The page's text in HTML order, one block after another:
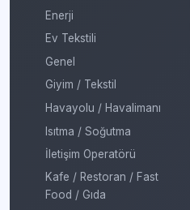
Enerji
Ev Tekstili
Genel
Giyim / Tekstil
Havayolu / Havalimanı
Isıtma / Soğutma
İletişim Operatörü
Kafe / Restoran / Fast
Food / Gıda